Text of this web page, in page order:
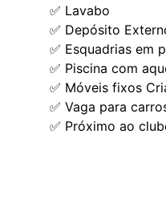
✅ Lavabo
✅ Depósito
✅ Esquadrias em
✅ Piscina com
✅ Móveis fixos
✅ Vaga para